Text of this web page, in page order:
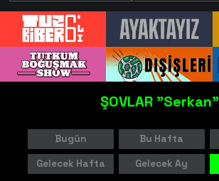
ŞOVLAR "Serkan"
Bugün Bu Hafta
Gelecek Hafta Gelecek Ay